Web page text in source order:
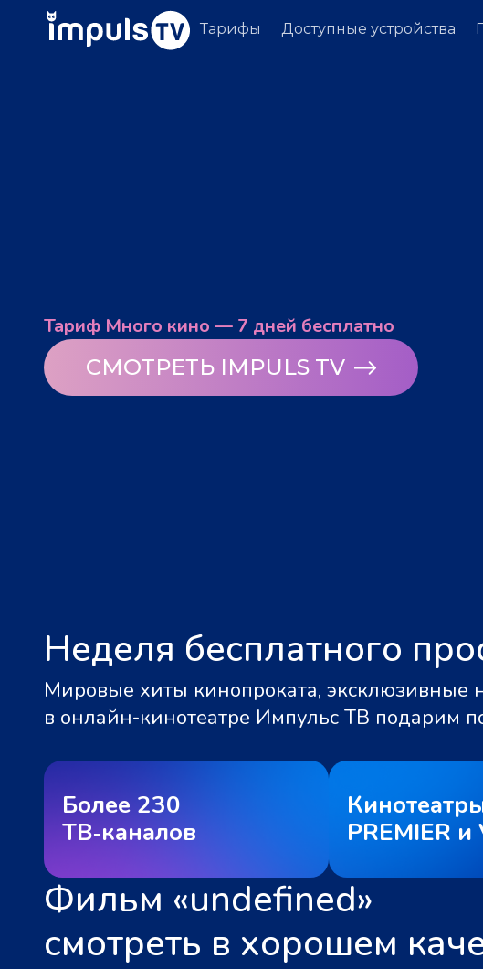
Тарифы Доступные устройства
Тариф Много кино — 7 дней бесплатно
СМОТРЕТЬ IMPULS TV
Неделя бесплатного
Мировые хиты кинопроката, эксклюзивные
в онлайн-кинотеатре Импульс ТВ подарим
Более 230
ТВ‑каналов
PREMIER и
Фильм «undefined»
смотреть в хорошем